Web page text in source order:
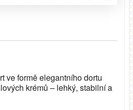
ve formě elegantního dortu
krémů – lehký, stabilní a